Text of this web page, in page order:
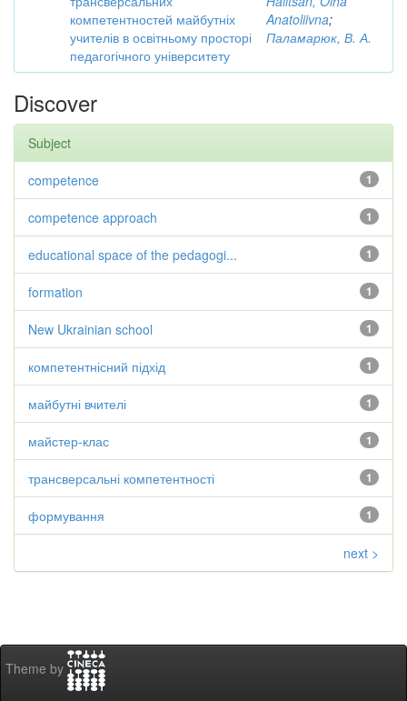
компетентностей майбутніх
учителів в освітньому просторі
педагогічного університету
Anatoliivna;
Паламарюк, В. А.
Discover
Subject
1
competence
1
competence approach
1
educational space of the pedagogi...
1
formation
1
New Ukrainian school
1
компетентнісний підхід
1
майбутні вчителі
1
майстер-клас
1
трансверсальні компетентності
1
формування
next >
Theme by